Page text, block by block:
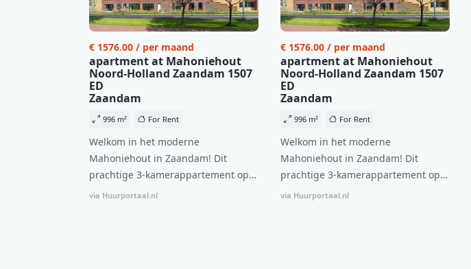
€ 1576.00 / per maand
apartment at Mahoniehout
Noord-Holland Zaandam 1507
ED
Zaandam
996 m² For Rent
Welkom in het moderne
Mahoniehout in Zaandam! Dit
prachtige 3-kamerappartement op
de 6e verdieping biedt een ideale
via Huurportaal.nl
€ 1576.00 / per maand
apartment at Mahoniehout
Noord-Holland Zaandam 1507
ED
Zaandam
996 m² For Rent
Welkom in het moderne
Mahoniehout in Zaandam! Dit
prachtige 3-kamerappartement op
de 6e verdieping biedt een ideale
via Huurportaal.nl